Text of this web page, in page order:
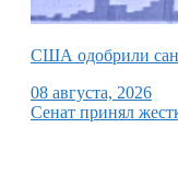
США одобрили
08 августа, 2026
Сенат принял